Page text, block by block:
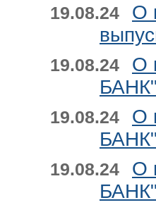
19.08.24
О
19.08.24
О
19.08.24
О
19.08.24
О